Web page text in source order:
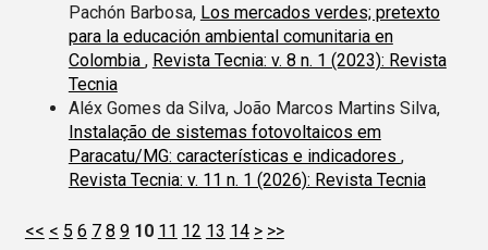
Pachón Barbosa, Los mercados verdes; pretexto
para la educación ambiental comunitaria en
Colombia , Revista Tecnia: v. 8 n. 1 (2023): Revista
Tecnia
Aléx Gomes da Silva, João Marcos Martins Silva,
Instalação de sistemas fotovoltaicos em
Paracatu/MG: características e indicadores ,
Revista Tecnia: v. 11 n. 1 (2026): Revista Tecnia
<< < 5 6 7 8 9 10 11 12 13 14 > >>